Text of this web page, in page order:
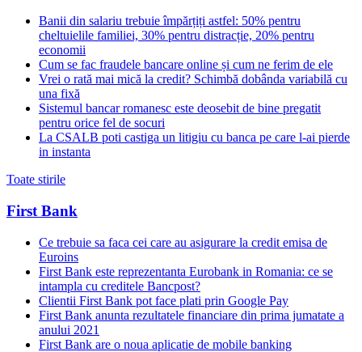
Banii din salariu trebuie împărțiți astfel: 50% pentru
cheltuielile familiei, 30% pentru distracție, 20% pentru
economii
Cum se fac fraudele bancare online și cum ne ferim de ele
Vrei o rată mai mică la credit? Schimbă dobânda variabilă cu
una fixă
Sistemul bancar romanesc este deosebit de bine pregatit
pentru orice fel de socuri
La CSALB poti castiga un litigiu cu banca pe care l-ai pierde
in instanta
Toate stirile
First Bank
Ce trebuie sa faca cei care au asigurare la credit emisa de
Euroins
First Bank este reprezentanta Eurobank in Romania: ce se
intampla cu creditele Bancpost?
Clientii First Bank pot face plati prin Google Pay
First Bank anunta rezultatele financiare din prima jumatate a
anului 2021
First Bank are o noua aplicatie de mobile banking